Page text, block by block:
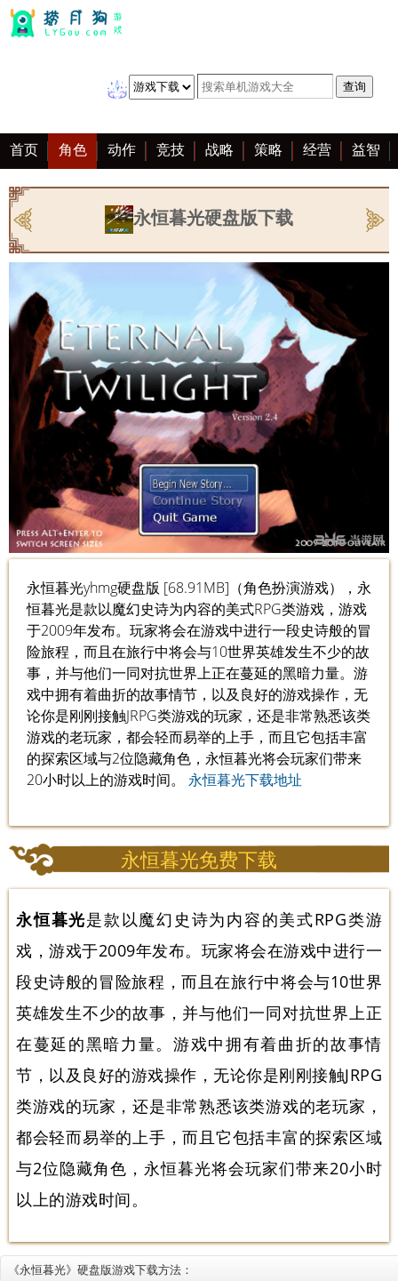
首页 角色 动作 竞技 战略 策略 经营 益智
冒险 棋牌 赛车 音乐 恋爱 单机 大全
永恒暮光硬盘版下载
永恒暮光yhmg硬盘版 [68.91MB]（角色扮演游戏），永
恒暮光是款以魔幻史诗为内容的美式RPG类游戏，游戏
于2009年发布。玩家将会在游戏中进行一段史诗般的冒
险旅程，而且在旅行中将会与10世界英雄发生不少的故
事，并与他们一同对抗世界上正在蔓延的黑暗力量。游
戏中拥有着曲折的故事情节，以及良好的游戏操作，无
论你是刚刚接触JRPG类游戏的玩家，还是非常熟悉该类
游戏的老玩家，都会轻而易举的上手，而且它包括丰富
的探索区域与2位隐藏角色，永恒暮光将会玩家们带来
20小时以上的游戏时间。 永恒暮光下载地址
永恒暮光免费下载
永恒暮光是款以魔幻史诗为内容的美式RPG类游
戏，游戏于2009年发布。玩家将会在游戏中进行一
段史诗般的冒险旅程，而且在旅行中将会与10世界
英雄发生不少的故事，并与他们一同对抗世界上正
在蔓延的黑暗力量。游戏中拥有着曲折的故事情
节，以及良好的游戏操作，无论你是刚刚接触JRPG
类游戏的玩家，还是非常熟悉该类游戏的老玩家，
都会轻而易举的上手，而且它包括丰富的探索区域
与2位隐藏角色，永恒暮光将会玩家们带来20小时
以上的游戏时间。
《永恒暮光》硬盘版游戏下载方法：